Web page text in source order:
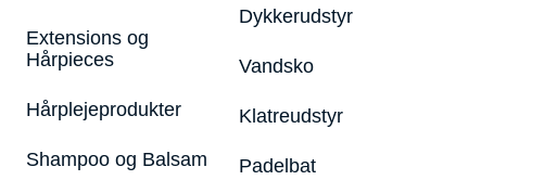
Extensions og
Hårpieces
Hårplejeprodukter
Shampoo og Balsam
Dykkerudstyr
Vandsko
Klatreudstyr
Padelbat